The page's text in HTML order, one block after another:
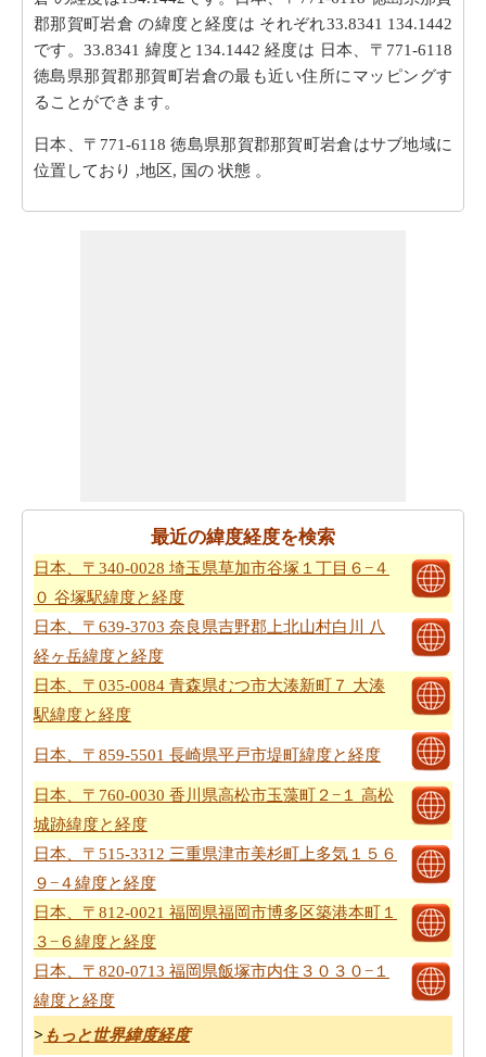
郡那賀町岩倉 の緯度と経度は それぞれ33.8341 134.1442
です。33.8341 緯度と134.1442 経度は 日本、〒771-6118
徳島県那賀郡那賀町岩倉の最も近い住所にマッピングす
ることができます。
日本、〒771-6118 徳島県那賀郡那賀町岩倉はサブ地域に
位置しており ,地区, 国の 状態 。
最近の緯度経度を検索
日本、〒340-0028 埼玉県草加市谷塚１丁目６−４
０ 谷塚駅緯度と経度
日本、〒639-3703 奈良県吉野郡上北山村白川 八
経ヶ岳緯度と経度
日本、〒035-0084 青森県むつ市大湊新町７ 大湊
駅緯度と経度
日本、〒859-5501 長崎県平戸市堤町緯度と経度
日本、〒760-0030 香川県高松市玉藻町２−１ 高松
城跡緯度と経度
日本、〒515-3312 三重県津市美杉町上多気１５６
９−４緯度と経度
日本、〒812-0021 福岡県福岡市博多区築港本町１
３−６緯度と経度
日本、〒820-0713 福岡県飯塚市内住３０３０−１
緯度と経度
> もっと世界緯度経度